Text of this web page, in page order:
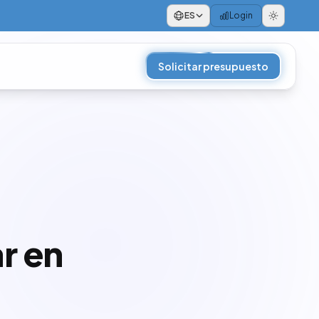
ES Login
Solicitar presupuesto
en